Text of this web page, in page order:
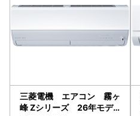
三菱電機 エアコン 霧ヶ
峰 Zシリーズ 26年モデ